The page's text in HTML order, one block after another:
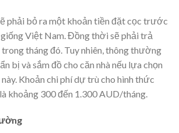
phải bỏ ra một khoản tiền đặt cọc trước
Việt Nam. Đồng thời sẽ phải trả
tháng đó. Tuy nhiên, thông thường
bị và sắm đồ cho căn nhà nếu lựa chọn
Khoản chi phí dự trù cho hình thức
khoảng 300 đến 1.300 AUD/tháng.